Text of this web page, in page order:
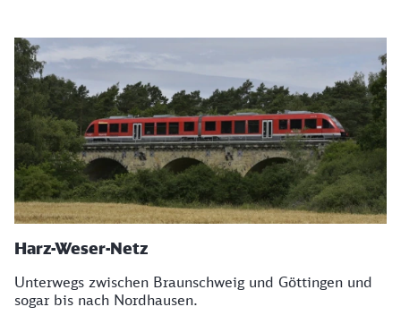
Harz-Weser-Netz
Unterwegs zwischen Braunschweig und Göttingen und
sogar bis nach Nordhausen.